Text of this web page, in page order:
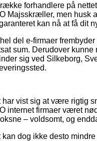
forhandlere på
Majsskræller, men husk
kan nå at få dit
del e-firmaer
sum. Derudover
sig ved Silkeborg,
har vist sig at være rigtig
internet firmaer været
– voldsomt, og
kan dog ikke desto